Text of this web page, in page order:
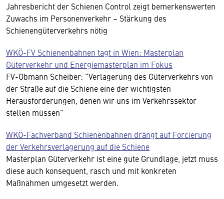
Jahresbericht der Schienen Control zeigt bemerkenswerten
Zuwachs im Personenverkehr – Stärkung des
Schienengüterverkehrs nötig
WKÖ-FV Schienenbahnen tagt in Wien: Masterplan
Güterverkehr und Energiemasterplan im Fokus
FV-Obmann Scheiber: "Verlagerung des Güterverkehrs von
der Straße auf die Schiene eine der wichtigsten
Herausforderungen, denen wir uns im Verkehrssektor
stellen müssen"
WKÖ-Fachverband Schienenbahnen drängt auf Forcierung
der Verkehrsverlagerung auf die Schiene
Masterplan Güterverkehr ist eine gute Grundlage, jetzt muss
diese auch konsequent, rasch und mit konkreten
Maßnahmen umgesetzt werden.